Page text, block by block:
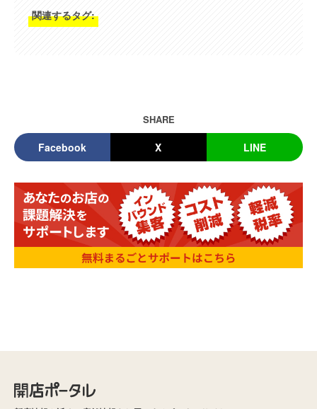
関連するタグ:
SHARE
Facebook X LINE